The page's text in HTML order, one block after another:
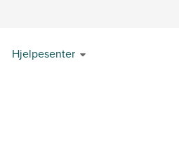
Hjelpesenter